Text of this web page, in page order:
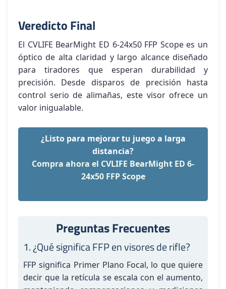
Veredicto Final
El CVLIFE BearMight ED 6-24x50 FFP Scope es un
óptico de alta claridad y largo alcance diseñado
para tiradores que esperan durabilidad y
precisión. Desde disparos de precisión hasta
control serio de alimañas, este visor ofrece un
valor inigualable.
¿Listo para mejorar tu juego a larga
distancia?
Compra ahora el CVLIFE BearMight ED 6-
24x50 FFP Scope
Preguntas Frecuentes
1. ¿Qué significa FFP en visores de rifle?
FFP significa Primer Plano Focal, lo que quiere
decir que la retícula se escala con el aumento,